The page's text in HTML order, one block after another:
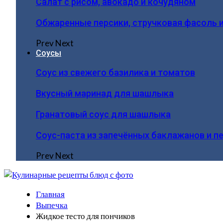
Обжаренные персики, стручковая фасоль
PrevNext
Соусы
Соус из свежего базилика и томатов
Вкусный маринад для шашлыка
Гранатовый соус для шашлыка
Соус-паста из запечённых баклажанов и
PrevNext
Главная
Выпечка
Жидкое тесто для пончиков